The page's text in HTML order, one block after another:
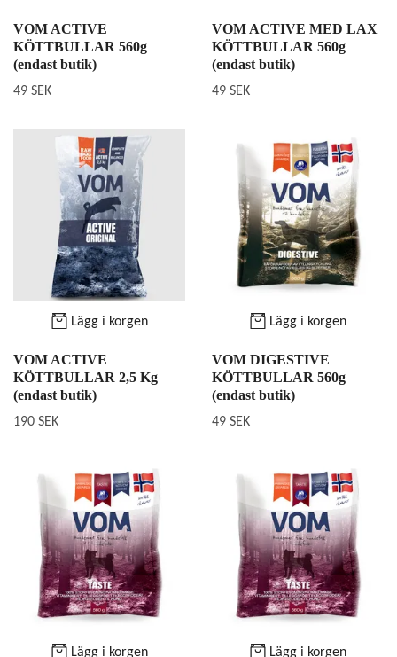
VOM ACTIVE
KÖTTBULLAR 560g
(endast butik)
49 SEK
VOM ACTIVE MED LAX
KÖTTBULLAR 560g
(endast butik)
49 SEK
Lägg i korgen
VOM ACTIVE
KÖTTBULLAR 2,5 Kg
(endast butik)
190 SEK
Lägg i korgen
VOM DIGESTIVE
KÖTTBULLAR 560g
(endast butik)
49 SEK
Lägg i korgen Lägg i korgen